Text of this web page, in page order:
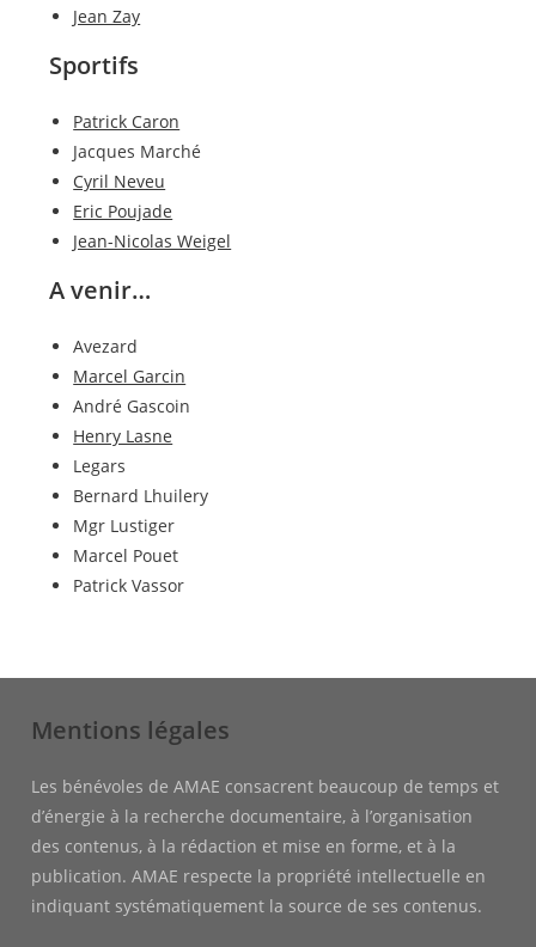
Jean Zay
Sportifs
Patrick Caron
Jacques Marché
Cyril Neveu
Eric Poujade
Jean-Nicolas Weigel
A venir…
Avezard
Marcel Garcin
André Gascoin
Henry Lasne
Legars
Bernard Lhuilery
Mgr Lustiger
Marcel Pouet
Patrick Vassor
Mentions légales
Les bénévoles de AMAE consacrent beaucoup de temps et
d’énergie à la recherche documentaire, à l’organisation
des contenus, à la rédaction et mise en forme, et à la
publication. AMAE respecte la propriété intellectuelle en
indiquant systématiquement la source de ses contenus.